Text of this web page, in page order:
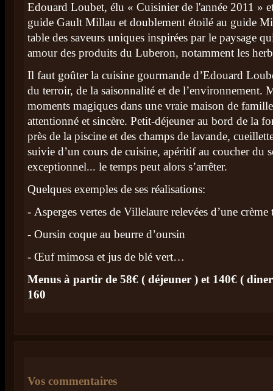
Edouard Loubet, élu « Cuisinier de l'année 2011 »
guide Gault Millau et doublement étoilé au guide
table des saveurs uniques inspirées par le paysage
amour des produits du Luberon, notamment les
Il faut goûter la cuisine gourmande d’Edouard
du terroir, de la saisonnalité et de l’environnement.
moments magiques dans une vraie maison de
attentionné et sincère. Petit-déjeuner au bord de la
près de la piscine et des champs de lavande,
suivie d’un cours de cuisine, apéritif au coucher du
exceptionnel... le temps peut alors s’arrêter.
Quelques exemples de ses réalisations:
- Asperges vertes de Villelaure relevées d’une crème
- Oursin coque au beurre d’oursin
- Œuf mimosa et jus de blé vert…
Menus à partir de 58€ ( déjeuner ) et 140€ (
160
Vos commentaires